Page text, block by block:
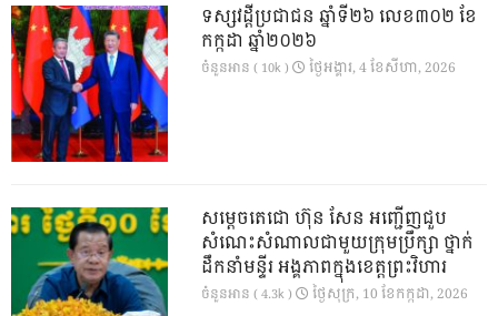
ទស្សវដ្តីប្រជាជន ឆ្នាំទី២៦ លេខ៣០២ ខែ
កក្កដា ឆ្នាំ២០២៦
ចំនួនអាន ( 10k ) ថ្ងៃ​អង្គារ, 4 ខែ​សីហា, 2026
សម្តេចតេជោ ហ៊ុន សែន អញ្ជើញជួប
សំណេះសំណាលជាមួយក្រុមប្រឹក្សា ថ្នាក់
ដឹកនាំមន្ទីរ អង្គភាពក្នុងខេត្តព្រះវិហារ
ចំនួនអាន ( 4.3k ) ថ្ងៃ​សុក្រ, 10 ខែ​កក្កដា, 2026